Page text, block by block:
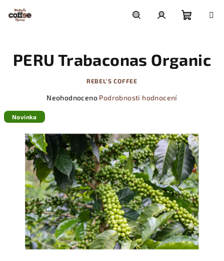
obsah
košík
PERU Trabaconas Organic
REBEL’S COFFEE
Průměrné
0,0
z
5
hvězdiček.
Neohodnoceno Podrobnosti hodnocení
Novinka